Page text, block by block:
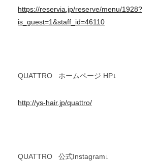
https://reservia.jp/reserve/menu/1928?
is_guest=1&staff_id=46110
QUATTRO ホームページ HP↓
http://ys-hair.jp/quattro/
QUATTRO 公式Instagram↓